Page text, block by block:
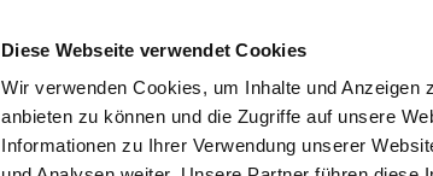
Diese Webseite verwendet Cookies
Wir verwenden Cookies, um Inhalte und
anbieten zu können und die Zugriffe auf unsere
Informationen zu Ihrer Verwendung unserer